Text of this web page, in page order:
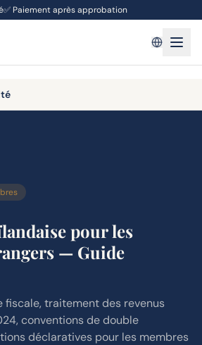
✅ Paiement après approbation
pour les
— Guide
fiscale, traitement des revenus
conventions de double
déclaratives pour les membres